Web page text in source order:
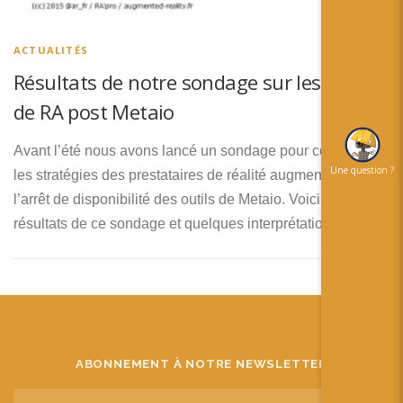
Español
ACTUALITÉS
Résultats de notre sondage sur les outils
de RA post Metaio
Avant l’été nous avons lancé un sondage pour connaitre
les stratégies des prestataires de réalité augmentée suite à
l’arrêt de disponibilité des outils de Metaio. Voici les
résultats de ce sondage et quelques interprétations.
ABONNEMENT À NOTRE NEWSLETTER
Une question ?